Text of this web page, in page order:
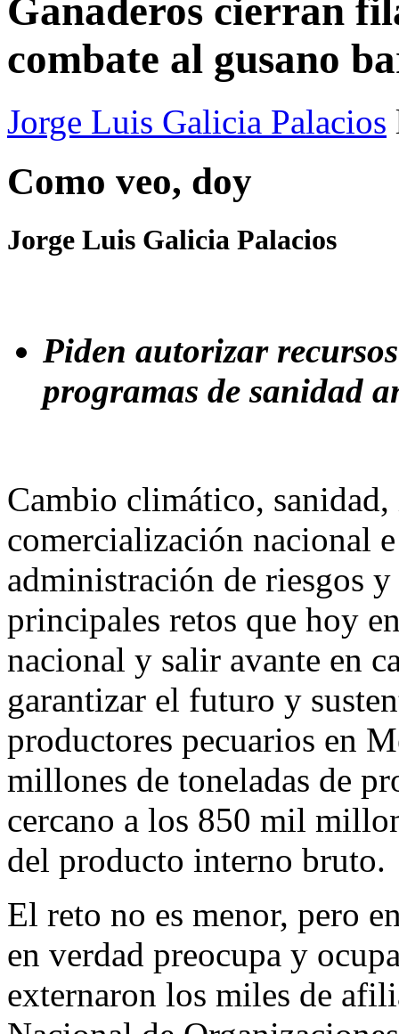
Ganaderos cierran
combate al gusano
Jorge Luis Galicia Palacios
Como veo, doy
Jorge Luis Galicia Palacios
Piden autorizar
programas de sanidad
Cambio climático,
comercialización nacional
administración de riesgos
principales retos que hoy
nacional y salir avante en
garantizar el futuro y
productores pecuarios en
millones de toneladas de
cercano a los 850 mil
del producto interno bruto.
El reto no es menor, pero
en verdad preocupa y
externaron los miles de